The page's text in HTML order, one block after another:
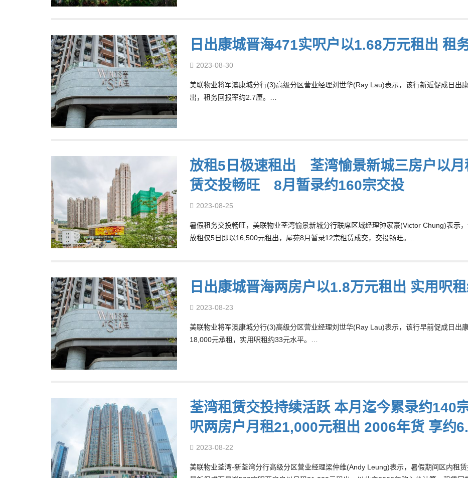
日出康城晋海471实呎户以1.68万元租出 租
2023-08-30
美联物业将军澳康城分行(3)高级分区营业经理刘世华(Ray Lau)表示，该行新近促成日出
出，租务回报率约2.7厘。…
放租5日极速租出 荃湾愉景新城三房户以
赁交投畅旺 8月暂录约160宗交投
2023-08-25
暑假租务交投畅旺，美联物业荃湾愉景新城分行联席区域经理钟家豪(Victor Chung)表示
放租仅5日即以16,500元租出，屋苑8月暂录12宗租赁成交，交投畅旺。…
日出康城晋海两房户以1.8万元租出 实用呎
2023-08-23
美联物业将军澳康城分行(3)高级分区营业经理刘世华(Ray Lau)表示，该行早前促成日出
18,000元承租，实用呎租约33元水平。…
荃湾租赁交投持续活跃 本月迄今累录约140
呎两房户月租21,000元租出 2006年货 享约
2023-08-22
美联物业荃湾-新荃湾分行高级分区营业经理梁仲维(Andy Leung)表示，暑假期间区内租